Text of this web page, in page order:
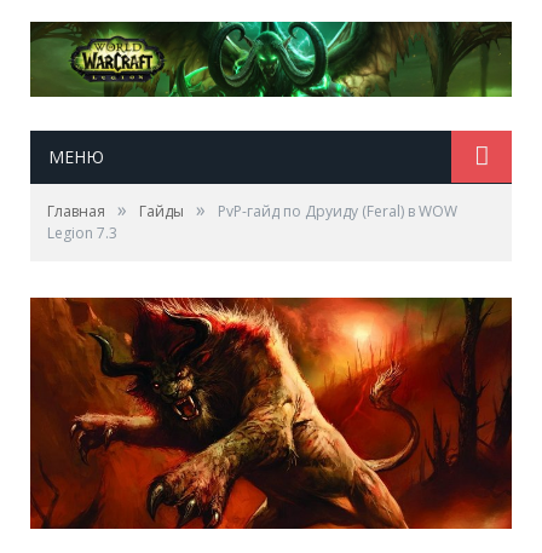
МЕНЮ
Главная » Гайды »
PvP-гайд по Друиду (Feral) в WOW
Legion 7.3